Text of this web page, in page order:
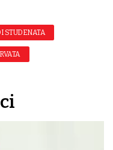
STUDENATA